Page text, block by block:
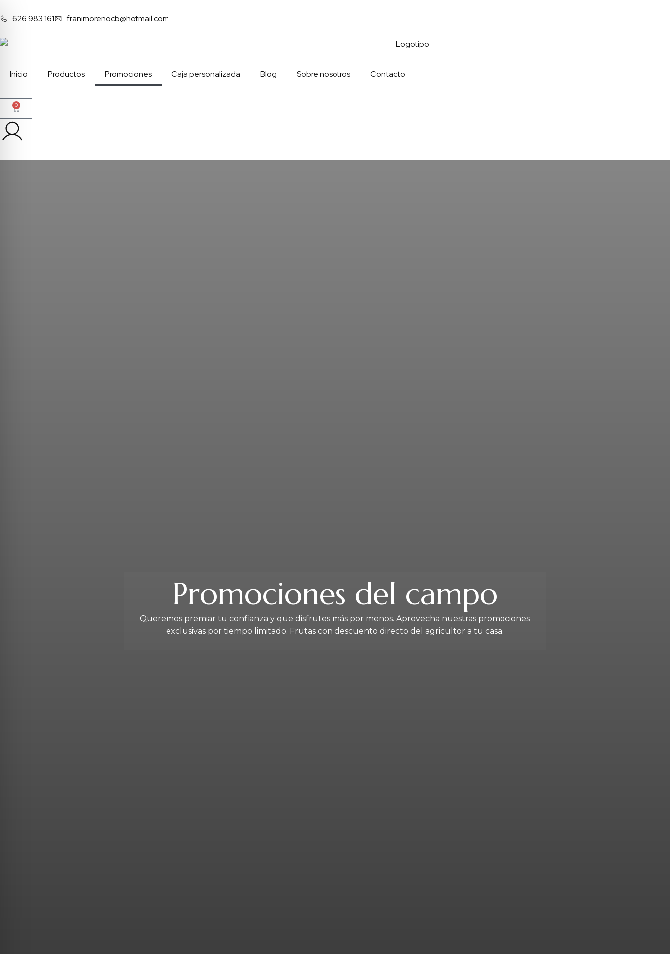
626 983 161 franimorenocb@hotmail.com
Inicio Productos Promociones Caja personalizada Blog Sobre nosotros Contacto
0
Promociones del campo
Queremos premiar tu confianza y que disfrutes más por menos. Aprovecha nuestras promociones
exclusivas por tiempo limitado. Frutas con descuento directo del agricultor a tu casa.